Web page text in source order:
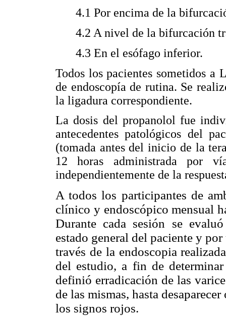
4.1 Por encima de la
4.2 A nivel de la bifurcación
4.3 En el esófago inferior.
Todos los pacientes sometidos
de endoscopía de rutina. Se
la ligadura correspondiente.
La dosis del propanolol fue
antecedentes patológicos del
(tomada antes del inicio de la
12 horas administrada por
independientemente de la
A todos los participantes de
clínico y endoscópico mensual
Durante cada sesión se
estado general del paciente y
través de la endoscopia
del estudio, a fin de
definió erradicación de las
de las mismas, hasta
los signos rojos.